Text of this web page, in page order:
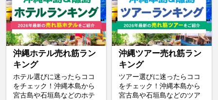
沖縄ホテル売れ筋ラン
キング
ホテル選びに迷ったらココ
をチェック！沖縄本島から
宮古島や石垣島などのホテ
沖縄ツアー売れ筋ラン
キング
ツアー選びに迷ったらココ
をチェック！沖縄本島から
宮古島や石垣島などのツア